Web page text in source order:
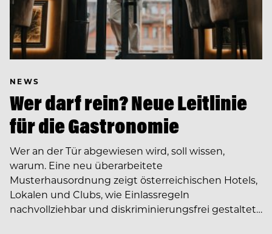
NEWS
Wer darf rein? Neue Leitlinie
für die Gastronomie
Wer an der Tür abgewiesen wird, soll wissen,
warum. Eine neu überarbeitete
Musterhausordnung zeigt österreichischen Hotels,
Lokalen und Clubs, wie Einlassregeln
nachvollziehbar und diskriminierungsfrei gestaltet…